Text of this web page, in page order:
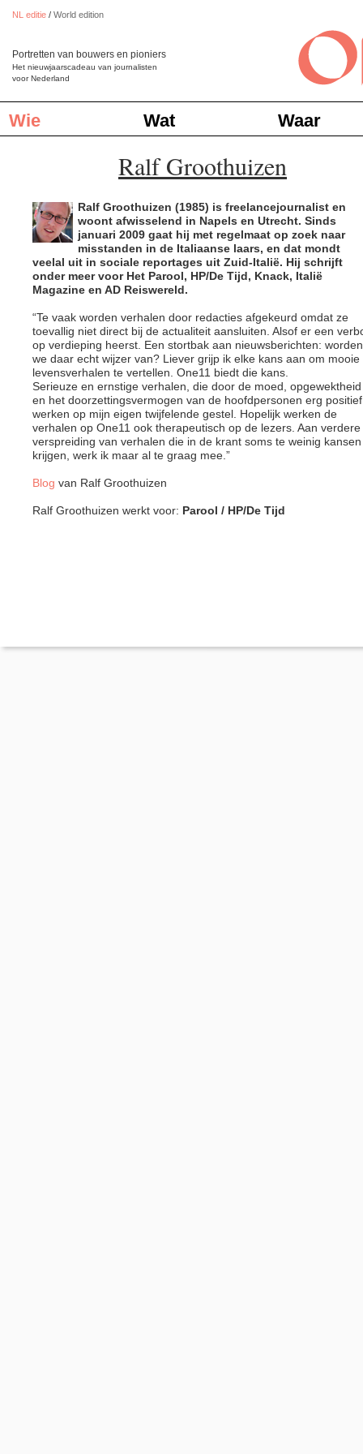
NL editie / World edition
Het nieuwjaarscadeau van journalisten
voor Nederland
Portretten van bouwers en pioniers
Wie Wat Waar
Ralf Groothuizen
Ralf Groothuizen (1985) is freelancejournalist en
woont afwisselend in Napels en Utrecht. Sinds
januari 2009 gaat hij met regelmaat op zoek naar
misstanden in de Italiaanse laars, en dat mondt
veelal uit in sociale reportages uit Zuid-Italië. Hij schrijft
onder meer voor Het Parool, HP/De Tijd, Knack, Italië
Magazine en AD Reiswereld.
“Te vaak worden verhalen door redacties afgekeurd omdat ze
toevallig niet direct bij de actualiteit aansluiten. Alsof er een
op verdieping heerst. Een stortbak aan nieuwsberichten: worden
we daar echt wijzer van? Liever grijp ik elke kans aan om mooie
levensverhalen te vertellen. One11 biedt die kans.
Serieuze en ernstige verhalen, die door de moed, opgewektheid
en het doorzettingsvermogen van de hoofdpersonen erg positief
werken op mijn eigen twijfelende gestel. Hopelijk werken de
verhalen op One11 ook therapeutisch op de lezers. Aan verdere
verspreiding van verhalen die in de krant soms te weinig kansen
krijgen, werk ik maar al te graag mee.”
Blog van Ralf Groothuizen
Ralf Groothuizen werkt voor: Parool / HP/De Tijd